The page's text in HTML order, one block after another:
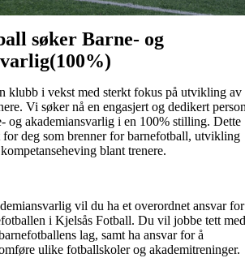
søker Barne- og
klubb i vekst med sterkt fokus på utvikling av
Vi søker nå en engasjert og dedikert
og akademiansvarlig i en 100% stilling. Dette
deg som brenner for barnefotball, utvikling
blant trenere.
vil du ha et overordnet ansvar for
i Kjelsås Fotball. Du vil jobbe tett med
lag, samt ha ansvar for å
ulike fotballskoler og akademitreninger.